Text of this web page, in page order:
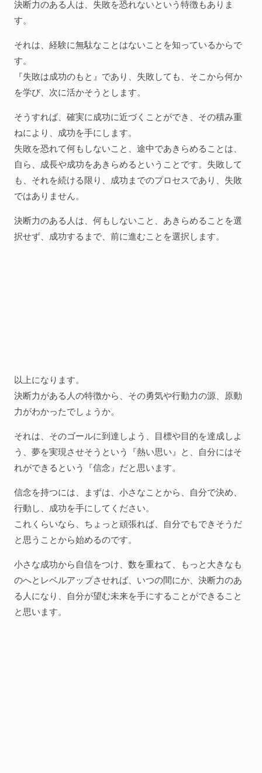
決断力のある人は、失敗を恐れないという特徴もありま
す。
それは、経験に無駄なことはないことを知っているからで
す。
『失敗は成功のもと』であり、失敗しても、そこから何か
を学び、次に活かそうとします。
そうすれば、確実に成功に近づくことができ、その積み重
ねにより、成功を手にします。
失敗を恐れて何もしないこと、途中であきらめることは、
自ら、成長や成功をあきらめるということです。失敗して
も、それを続ける限り、成功までのプロセスであり、失敗
ではありません。
決断力のある人は、何もしないこと、あきらめることを選
択せず、成功するまで、前に進むことを選択します。
以上になります。
決断力がある人の特徴から、その勇気や行動力の源、原動
力がわかったでしょうか。
それは、そのゴールに到達しよう、目標や目的を達成しよ
う、夢を実現させそうという『熱い思い』と、自分にはそ
れができるという『信念』だと思います。
信念を持つには、まずは、小さなことから、自分で決め、
行動し、成功を手にしてください。
これくらいなら、ちょっと頑張れば、自分でもできそうだ
と思うことから始めるのです。
小さな成功から自信をつけ、数を重ねて、もっと大きなも
のへとレベルアップさせれば、いつの間にか、決断力のあ
る人になり、自分が望む未来を手にすることができること
と思います。